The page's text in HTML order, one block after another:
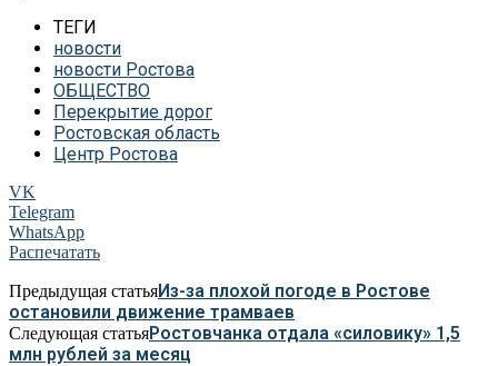
ТЕГИ
новости
новости Ростова
ОБЩЕСТВО
Перекрытие дорог
Ростовская область
Центр Ростова
VK
Telegram
WhatsApp
Распечатать
Предыдущая статьяИз-за плохой погоде в Ростове
остановили движение трамваев
Следующая статьяРостовчанка отдала «силовику» 1,5
млн рублей за месяц